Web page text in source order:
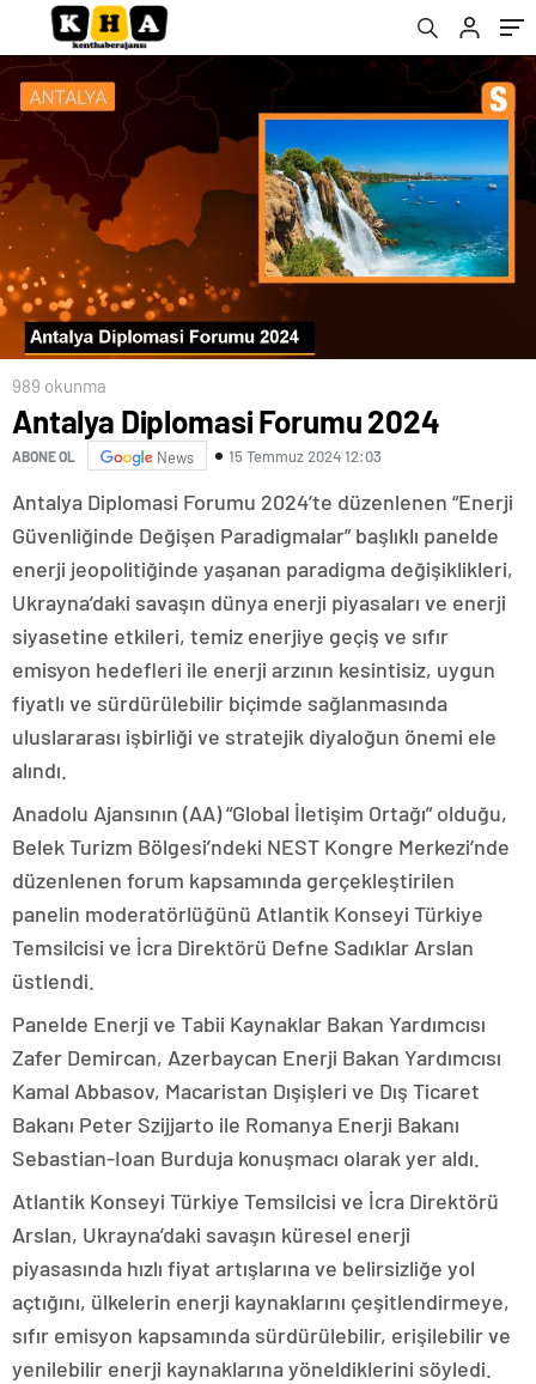
989 okunma
Antalya Diplomasi Forumu 2024
ABONE OL News 15 Temmuz 2024 12:03
Antalya Diplomasi Forumu 2024’te düzenlenen “Enerji
Güvenliğinde Değişen Paradigmalar” başlıklı panelde
enerji jeopolitiğinde yaşanan paradigma değişiklikleri,
Ukrayna’daki savaşın dünya enerji piyasaları ve enerji
siyasetine etkileri, temiz enerjiye geçiş ve sıfır
emisyon hedefleri ile enerji arzının kesintisiz, uygun
fiyatlı ve sürdürülebilir biçimde sağlanmasında
uluslararası işbirliği ve stratejik diyaloğun önemi ele
alındı.
Anadolu Ajansının (AA) “Global İletişim Ortağı” olduğu,
Belek Turizm Bölgesi’ndeki NEST Kongre Merkezi’nde
düzenlenen forum kapsamında gerçekleştirilen
panelin moderatörlüğünü Atlantik Konseyi Türkiye
Temsilcisi ve İcra Direktörü Defne Sadıklar Arslan
üstlendi.
Panelde Enerji ve Tabii Kaynaklar Bakan Yardımcısı
Zafer Demircan, Azerbaycan Enerji Bakan Yardımcısı
Kamal Abbasov, Macaristan Dışişleri ve Dış Ticaret
Bakanı Peter Szijjarto ile Romanya Enerji Bakanı
Sebastian-Ioan Burduja konuşmacı olarak yer aldı.
Atlantik Konseyi Türkiye Temsilcisi ve İcra Direktörü
Arslan, Ukrayna’daki savaşın küresel enerji
piyasasında hızlı fiyat artışlarına ve belirsizliğe yol
açtığını, ülkelerin enerji kaynaklarını çeşitlendirmeye,
sıfır emisyon kapsamında sürdürülebilir, erişilebilir ve
yenilebilir enerji kaynaklarına yöneldiklerini söyledi.